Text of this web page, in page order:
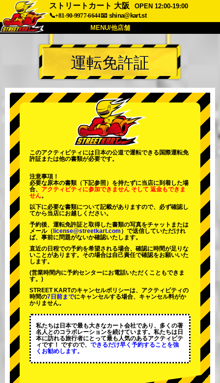
ストリートカート 大阪
OPEN 12:00-19:00
📞+81-90-9977-6644📧 shina@kart.st
MENU/他店舗
トップ
概要 車両 価格
会社 予約
他店舗
東京 秋葉原 #2 東京 渋谷
東京 渋谷アネックス
東京 浅草 大阪
運転免許証
このアクティビティには日本の公道で運転できる国際運転免
許証または他の書類が必要です。
注意事項！
必要な原本の書類（下記参照）を持たずに当店に到着した場
合、 アクティビティに参加できません そして 返金もできま
せん。
以下に必要な書類について記載がありますので、必ず確認し
てから当店にお越しください。
予約後、運転免許証と取得した書類の写真をチャットまたは
メール（ license@streetkart.com ）で送信していただけれ
ば、事前に問題がないか確認いたします。
直近の日程での予約を希望される場合、確認に時間が足りな
いことがあります。その場合は自己責任で確認をお願いいた
します。
(営業時間内に予約センターにお電話いただくこともできま
す。)
STREET KARTのキャンセルポリシーは、アクティビティの
時間の7日前までにキャンセルする場合、キャンセル料がか
かりません。
私たちは日本で最も大きなカート会社であり、 多くの著
名人 とのコラボレーションを続けています。私たちは日
本に訪れる旅行者にとって最も人気のあるアクティビテ
ィです！ ですので、 できるだけ早く予約することを強
くお勧めします。